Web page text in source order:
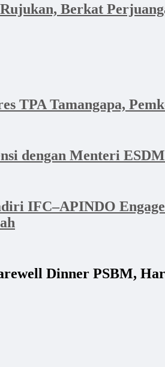
Berkat
TPA Tamangapa,
dengan Menteri
IFC–APINDO
Dinner PSBM,